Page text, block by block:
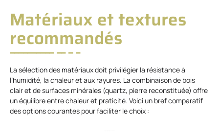
Matériaux et textures
recommandés
La sélection des matériaux doit privilégier la résistance à
l’humidité, la chaleur et aux rayures. La combinaison de bois
clair et de surfaces minérales (quartz, pierre reconstituée) offre
un équilibre entre chaleur et praticité. Voici un bref comparatif
des options courantes pour faciliter le choix :